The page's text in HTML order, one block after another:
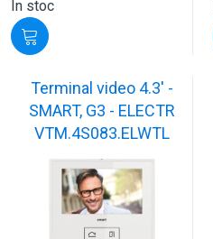
În stoc
Terminal video 4.3' -
SMART, G3 - ELECTR
VTM.4S083.ELWTL